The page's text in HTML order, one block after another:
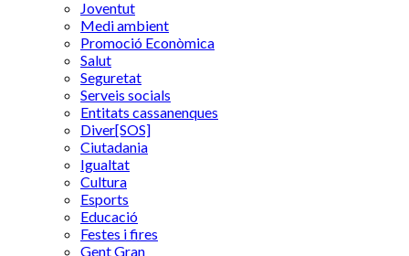
Joventut
Medi ambient
Promoció Econòmica
Salut
Seguretat
Serveis socials
Entitats cassanenques
Diver[SOS]
Ciutadania
Igualtat
Cultura
Esports
Educació
Festes i fires
Gent Gran